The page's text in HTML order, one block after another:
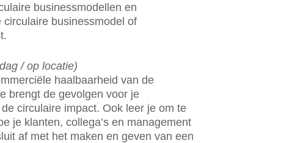
businessmodellen en
businessmodel of
/ op locatie)
haalbaarheid van de
brengt de gevolgen voor je
circulaire impact. Ook leer je om te
je klanten, collega’s en management
af met het maken en geven van een